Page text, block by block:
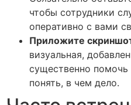
чтобы сотрудники
оперативно с вами
Приложите
визуальная,
существенно
понять, в чем дело.